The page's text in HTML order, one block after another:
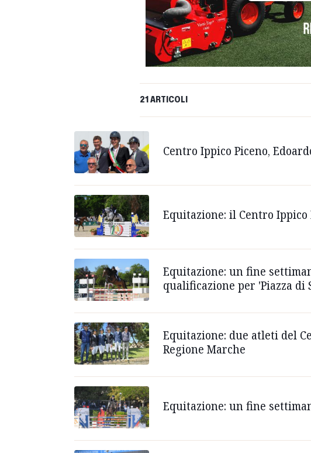
21 ARTICOLI
Centro Ippico Piceno,
Equitazione: il Centro Ippico
Equitazione: un fine
qualificazione per 'Piazza di
Equitazione: due atleti del
Regione Marche
Equitazione: un fine